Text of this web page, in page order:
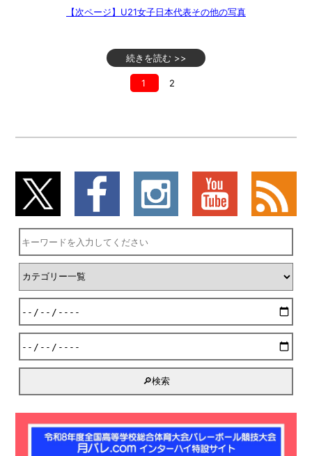
【次ページ】U21女子日本代表その他の写真
続きを読む >>
1 2